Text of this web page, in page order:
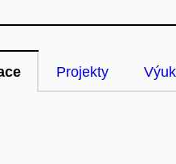
Projekty